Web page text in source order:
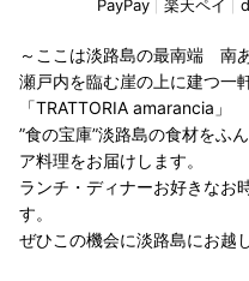
PayPay
楽天ペイ
～ここは淡路島の最南端 南
瀬戸内を臨む崖の上に建つ一
「TRATTORIA amarancia」
”食の宝庫”淡路島の食材をふ
ア料理をお届けします。
ランチ・ディナーお好きなお
す。
ぜひこの機会に淡路島にお越